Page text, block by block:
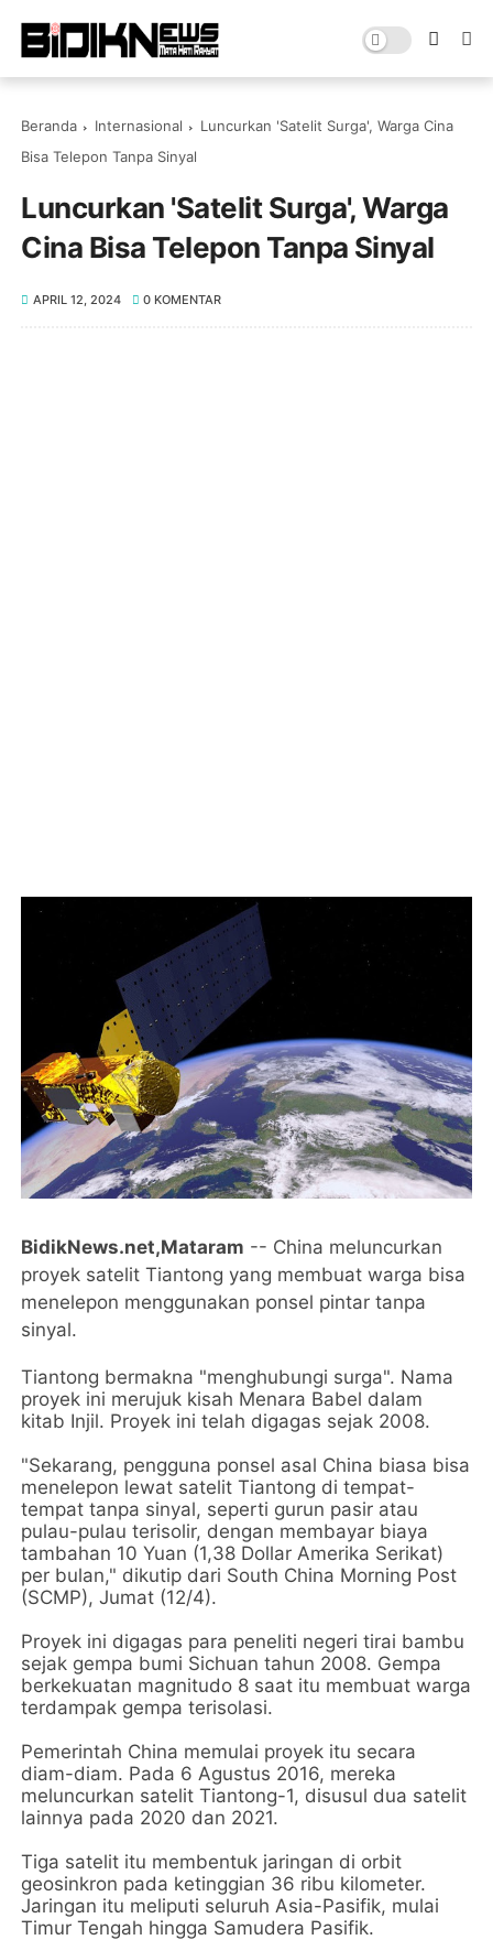
Beranda Internasional
Luncurkan 'Satelit Surga', Warga Cina
Bisa Telepon Tanpa Sinyal
Luncurkan 'Satelit Surga', Warga
Cina Bisa Telepon Tanpa Sinyal
APRIL 12, 2024 0 KOMENTAR
BidikNews.net,Mataram -- China meluncurkan
proyek satelit Tiantong yang membuat warga bisa
menelepon menggunakan ponsel pintar tanpa
sinyal.
Tiantong bermakna "menghubungi surga". Nama
proyek ini merujuk kisah Menara Babel dalam
kitab Injil. Proyek ini telah digagas sejak 2008.
"Sekarang, pengguna ponsel asal China biasa bisa
menelepon lewat satelit Tiantong di tempat-
tempat tanpa sinyal, seperti gurun pasir atau
pulau-pulau terisolir, dengan membayar biaya
tambahan 10 Yuan (1,38 Dollar Amerika Serikat)
per bulan," dikutip dari South China Morning Post
(SCMP), Jumat (12/4).
Proyek ini digagas para peneliti negeri tirai bambu
sejak gempa bumi Sichuan tahun 2008. Gempa
berkekuatan magnitudo 8 saat itu membuat warga
terdampak gempa terisolasi.
Pemerintah China memulai proyek itu secara
diam-diam. Pada 6 Agustus 2016, mereka
meluncurkan satelit Tiantong-1, disusul dua satelit
lainnya pada 2020 dan 2021.
Tiga satelit itu membentuk jaringan di orbit
geosinkron pada ketinggian 36 ribu kilometer.
Jaringan itu meliputi seluruh Asia-Pasifik, mulai
Timur Tengah hingga Samudera Pasifik.